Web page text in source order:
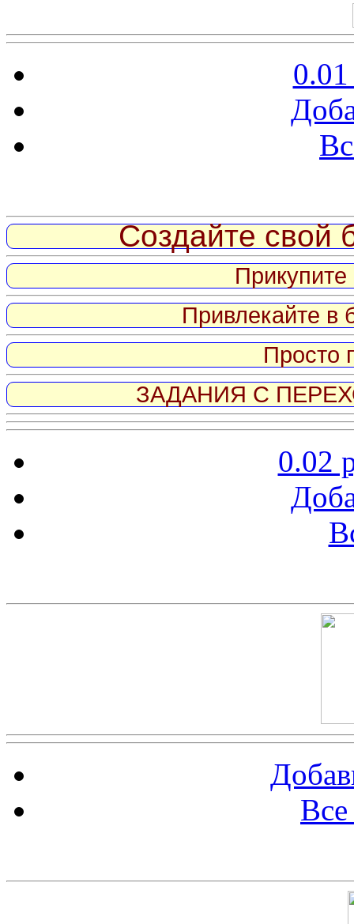
Создайте свой
Привлекайте в
Просто
ЗАДАНИЯ С
0.02